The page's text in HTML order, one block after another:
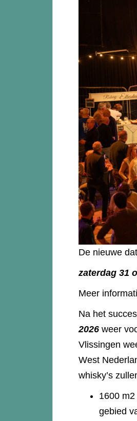
De nieuwe
zaterdag 31
Meer
Na het
2026 weer
Vlissingen
West
whisky’s
1600
gebied